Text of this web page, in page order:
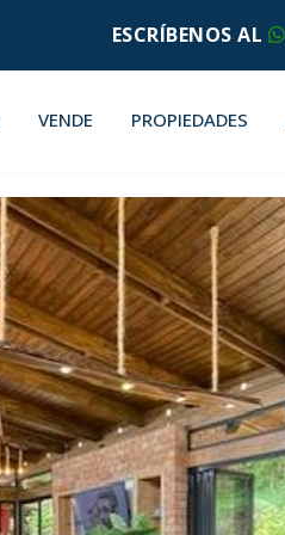
ESCRÍBENOS AL
VENDE PROPIEDADES